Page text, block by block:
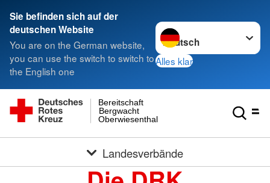
Sie befinden sich auf der
deutschen Website
You are on the German website,
you can use the switch to switch to
the English one
Sprache wechseln zu
Alles klar
Oberwiesenthal
Bergwacht
Bereitschaft
Landesverbände